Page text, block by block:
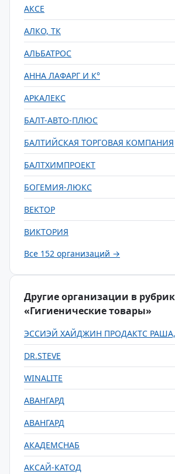
АКСЕ
АЛКО, ТК
АЛЬБАТРОС
АННА ЛАФАРГ И К°
АРКАЛЕКС
БАЛТ-АВТО-ПЛЮС
БАЛТИЙСКАЯ ТОРГОВАЯ КОМПАНИЯ
БАЛТХИМПРОЕКТ
БОГЕМИЯ-ЛЮКС
ВЕКТОР
ВИКТОРИЯ
Все 152 организаций →
Другие организации в
«Гигиенические товары»
ЭССИЭЙ ХАЙДЖИН ПРОДАКТС РАША,
DR.STEVE
WINALITE
АВАНГАРД
АВАНГАРД
АКАДЕМСНАБ
АКСАЙ-КАТОД